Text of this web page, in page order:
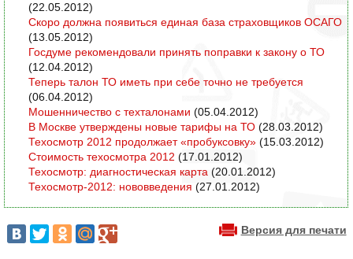
(22.05.2012)
Скоро должна появиться единая база страховщиков ОСАГО
(13.05.2012)
Госдуме рекомендовали принять поправки к закону о ТО
(12.04.2012)
Теперь талон ТО иметь при себе точно не требуется
(06.04.2012)
Мошенничество с техталонами (05.04.2012)
В Москве утверждены новые тарифы на ТО (28.03.2012)
Техосмотр 2012 продолжает «пробуксовку» (15.03.2012)
Стоимость техосмотра 2012 (17.01.2012)
Техосмотр: диагностическая карта (20.01.2012)
Техосмотр-2012: нововведения (27.01.2012)
Версия для печати